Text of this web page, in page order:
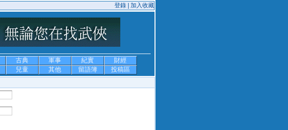
登錄 | 加入收藏
古典 軍事 紀實
財經
兒童 其他 留語簿 投稿區